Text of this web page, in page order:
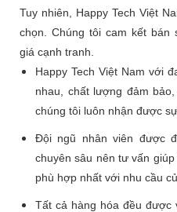
Tuy nhiên, Happy Tech Việt
chọn. Chúng tôi cam kết
giá cạnh tranh.
Happy Tech Việt Nam với
nhau, chất lượng đảm
chúng tôi luôn nhận được
Đội ngũ nhân viên được
chuyên sâu nên tư vấn
phù hợp nhất với nhu cầu
Tất cả hàng hóa đều được